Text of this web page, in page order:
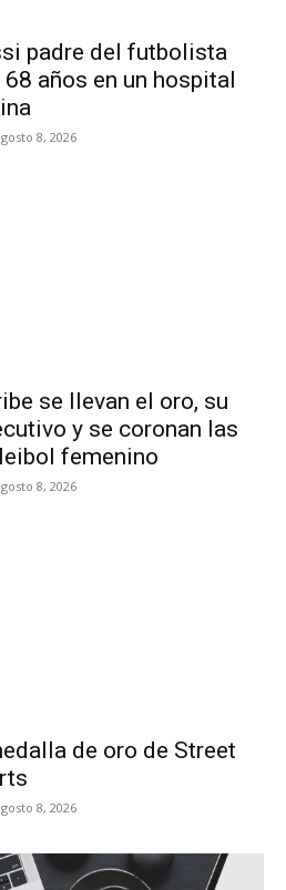
padre del futbolista
años en un hospital
8, 2026
se llevan el oro, su
y se coronan las
femenino
8, 2026
de oro de Street
8, 2026